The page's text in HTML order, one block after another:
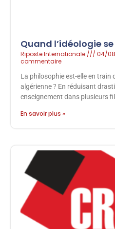
Quand l’idéologie
Riposte Internationale 04/
commentaire
La philosophie est-elle en train
algérienne ? En réduisant
enseignement dans plusieurs
En savoir plus »